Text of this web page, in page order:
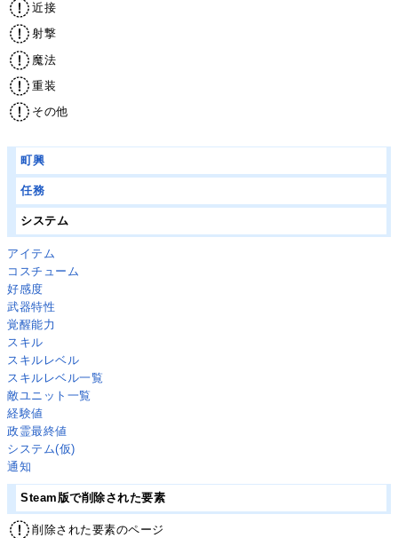
近接
射撃
魔法
重装
その他
町興
任務
システム
アイテム
コスチューム
好感度
武器特性
覚醒能力
スキル
スキルレベル
スキルレベル一覧
敵ユニット一覧
経験値
政霊最終値
システム(仮)
通知
Steam版で削除された要素
削除された要素のページ